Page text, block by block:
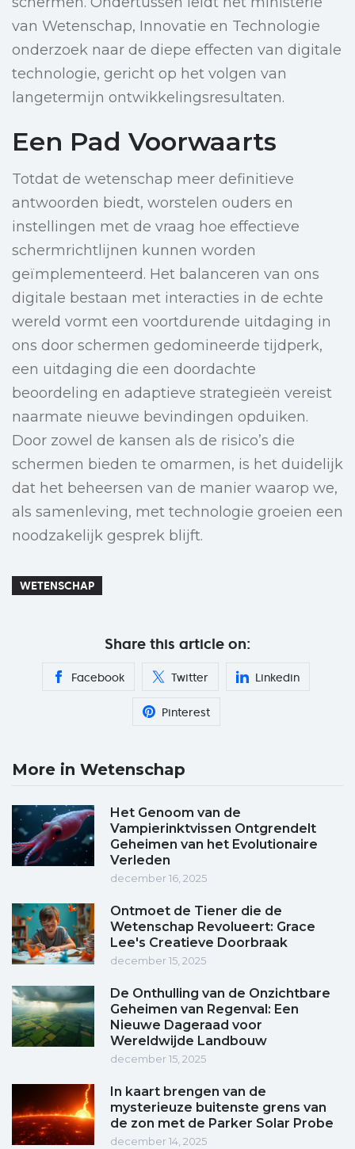
van Wetenschap, Innovatie en Technologie
onderzoek naar de diepe effecten van digitale
technologie, gericht op het volgen van
langetermijn ontwikkelingsresultaten.
Een Pad Voorwaarts
Totdat de wetenschap meer definitieve
antwoorden biedt, worstelen ouders en
instellingen met de vraag hoe effectieve
schermrichtlijnen kunnen worden
geïmplementeerd. Het balanceren van ons
digitale bestaan met interacties in de echte
wereld vormt een voortdurende uitdaging in
ons door schermen gedomineerde tijdperk,
een uitdaging die een doordachte
beoordeling en adaptieve strategieën vereist
naarmate nieuwe bevindingen opduiken.
Door zowel de kansen als de risico’s die
schermen bieden te omarmen, is het duidelijk
dat het beheersen van de manier waarop we,
als samenleving, met technologie groeien een
noodzakelijk gesprek blijft.
WETENSCHAP
Share this article on:
Facebook Twitter Linkedin
Pinterest
More in Wetenschap
Het Genoom van de
Vampierinktvissen Ontgrendelt
Geheimen van het Evolutionaire
Verleden
december 16, 2025
Ontmoet de Tiener die de
Wetenschap Revolueert: Grace
Lee's Creatieve Doorbraak
december 15, 2025
De Onthulling van de Onzichtbare
Geheimen van Regenval: Een
Nieuwe Dageraad voor
Wereldwijde Landbouw
december 15, 2025
In kaart brengen van de
mysterieuze buitenste grens van
de zon met de Parker Solar Probe
december 14, 2025